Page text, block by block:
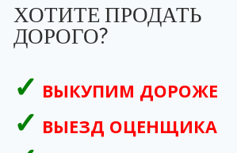
ХОТИТЕ ПРОДАТЬ
ДОРОГО?
ВЫКУПИМ ДОРОЖЕ
ВЫЕЗД ОЦЕНЩИКА